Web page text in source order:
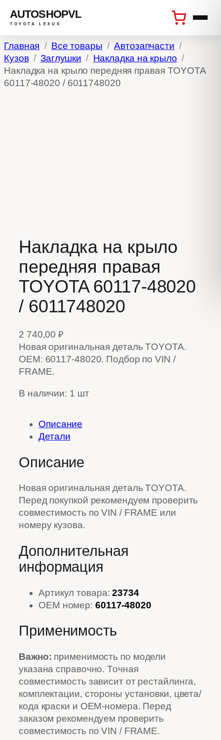
Перейти
к
содержимому
AUTOSHOPVL
TOYOTA LEXUS
Главная Все товары
Автозапчасти
Кузов
Заглушки
Накладка на крыло
Накладка на крыло передняя правая TOYOTA
60117-48020 / 6011748020
Накладка на крыло
передняя правая
TOYOTA 60117-48020
/ 6011748020
2 740,00₽
Новая оригинальная деталь TOYOTA.
OEM: 60117-48020. Подбор по VIN /
FRAME.
В наличии: 1 шт
Описание
Детали
Описание
Новая оригинальная деталь TOYOTA.
Перед покупкой рекомендуем проверить
совместимость по VIN / FRAME или
номеру кузова.
Дополнительная
информация
Артикул товара:23734
OEM номер: 60117-48020
Применимость
Важно: применимость по модели
указана справочно. Точная
совместимость зависит от рестайлинга,
комплектации, стороны установки, цвета/
кода краски и OEM-номера. Перед
заказом рекомендуем проверить
совместимость по VIN / FRAME.